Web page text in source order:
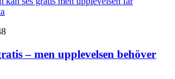
– men upplevelsen behöver